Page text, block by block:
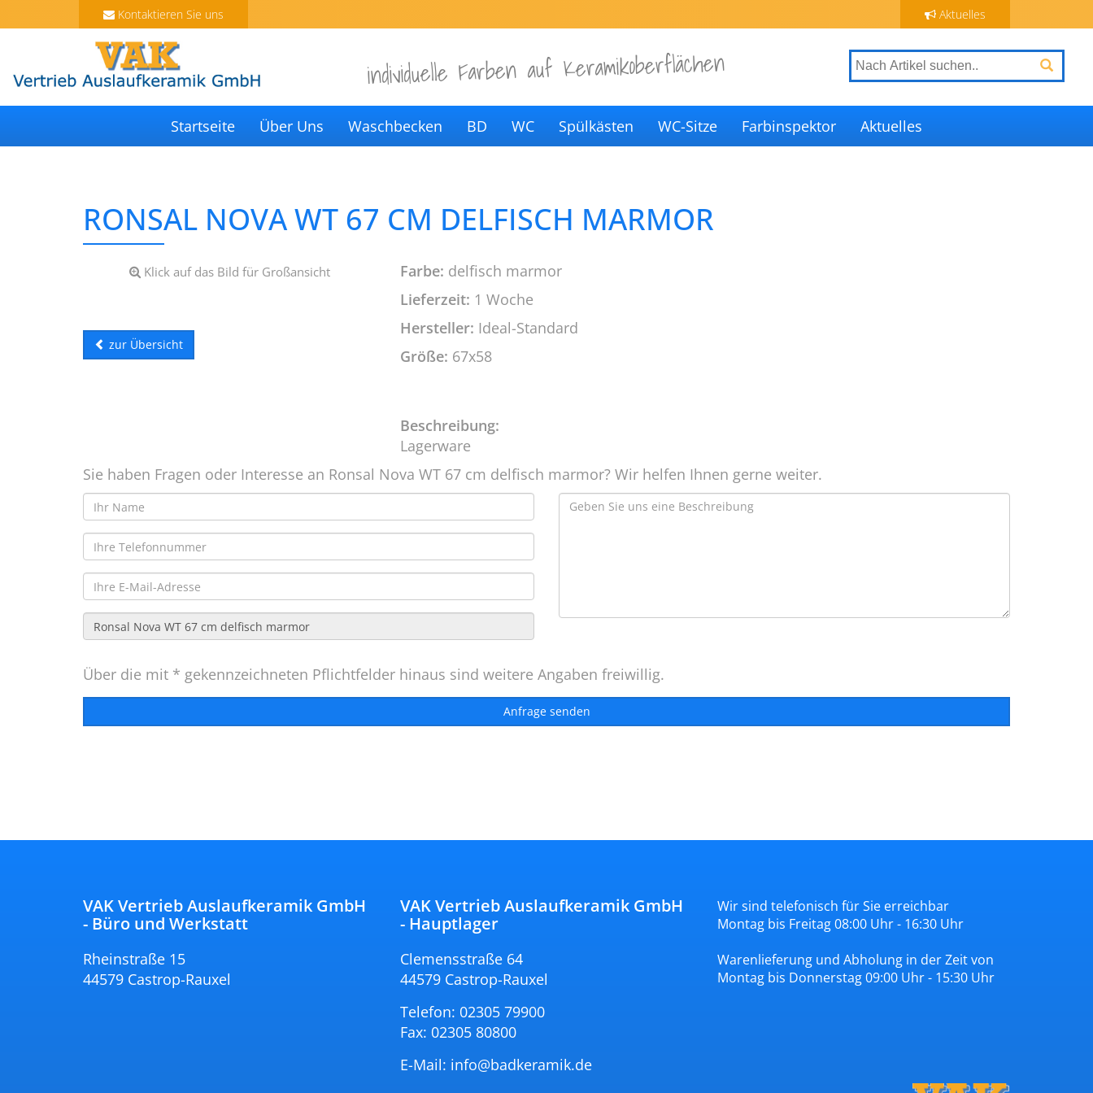
Kontaktieren Sie uns Aktuelles
individuelle Farben auf Keramikoberflächen
Startseite Über Uns Waschbecken BD WC Spülkästen WC-Sitze Farbinspektor Aktuelles
RONSAL NOVA WT 67 CM DELFISCH MARMOR
Klick auf das Bild für Großansicht
zur Übersicht
Farbe: delfisch marmor
Lieferzeit: 1 Woche
Hersteller: Ideal-Standard
Größe: 67x58
Beschreibung:
Lagerware
Sie haben Fragen oder Interesse an Ronsal Nova WT 67 cm delfisch marmor? Wir helfen Ihnen gerne weiter.
Über die mit * gekennzeichneten Pflichtfelder hinaus sind weitere Angaben freiwillig.
VAK Vertrieb Auslaufkeramik GmbH
- Büro und Werkstatt
Rheinstraße 15
44579 Castrop-Rauxel
VAK Vertrieb Auslaufkeramik GmbH
- Hauptlager
Clemensstraße 64
44579 Castrop-Rauxel
Telefon: 02305 79900
Fax: 02305 80800
E-Mail: info@badkeramik.de
Wir sind telefonisch für Sie erreichbar
Montag bis Freitag 08:00 Uhr - 16:30 Uhr
Warenlieferung und Abholung in der Zeit von
Montag bis Donnerstag 09:00 Uhr - 15:30 Uhr